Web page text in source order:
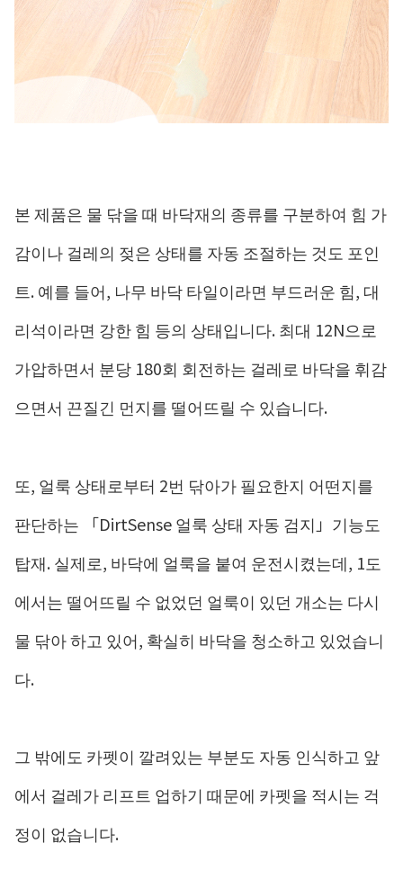
본 제품은 물 닦을 때 바닥재의 종류를 구분하여 힘 가
감이나 걸레의 젖은 상태를 자동 조절하는 것도 포인
트. 예를 들어, 나무 바닥 타일이라면 부드러운 힘, 대
리석이라면 강한 힘 등의 상태입니다. 최대 12N으로
가압하면서 분당 180회 회전하는 걸레로 바닥을 휘감
으면서 끈질긴 먼지를 떨어뜨릴 수 있습니다.
또, 얼룩 상태로부터 2번 닦아가 필요한지 어떤지를
판단하는 「DirtSense 얼룩 상태 자동 검지」기능도
탑재. 실제로, 바닥에 얼룩을 붙여 운전시켰는데, 1도
에서는 떨어뜨릴 수 없었던 얼룩이 있던 개소는 다시
물 닦아 하고 있어, 확실히 바닥을 청소하고 있었습니
다.
그 밖에도 카펫이 깔려있는 부분도 자동 인식하고 앞
에서 걸레가 리프트 업하기 때문에 카펫을 적시는 걱
정이 없습니다.